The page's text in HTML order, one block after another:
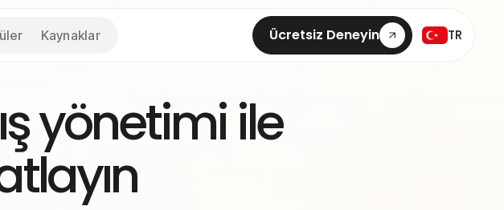
Kaynaklar Ücretsiz Deneyin TR
yönetimi ile